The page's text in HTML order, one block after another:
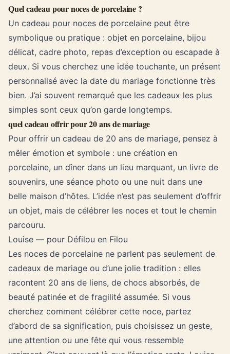
Quel cadeau pour noces de porcelaine ?
Un cadeau pour noces de porcelaine peut être
symbolique ou pratique : objet en porcelaine, bijou
délicat, cadre photo, repas d’exception ou escapade à
deux. Si vous cherchez une idée touchante, un présent
personnalisé avec la date du mariage fonctionne très
bien. J’ai souvent remarqué que les cadeaux les plus
simples sont ceux qu’on garde longtemps.
quel cadeau offrir pour 20 ans de mariage
Pour offrir un cadeau de 20 ans de mariage, pensez à
mêler émotion et symbole : une création en
porcelaine, un dîner dans un lieu marquant, un livre de
souvenirs, une séance photo ou une nuit dans une
belle maison d’hôtes. L’idée n’est pas seulement d’offrir
un objet, mais de célébrer les noces et tout le chemin
parcouru.
Louise — pour Défilou en Filou
Les noces de porcelaine ne parlent pas seulement de
cadeaux de mariage ou d’une jolie tradition : elles
racontent 20 ans de liens, de chocs absorbés, de
beauté patinée et de fragilité assumée. Si vous
cherchez comment célébrer cette noce, partez
d’abord de sa signification, puis choisissez un geste,
une attention ou une fête qui vous ressemble